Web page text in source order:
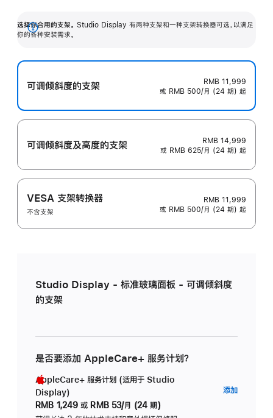
选择你合用的支架。 Studio Display 有两种支架和一种支架转换器可选，以满足
你的各种安装需求。
展
可调倾斜度的支架
RMB 11,999
或 RMB 500/月 (24 期) 起
可调倾斜度及高‍度的支‍架
RMB 14,999
或 RMB 625/月 (24 期) 起
VESA 支架转换器
不含支架
RMB 11,999
或 RMB 500/月 (24 期) 起
Studio Display - 标准玻璃面板 - 可调倾斜度
的支架
是否要添加 AppleCare+ 服务计划？
AppleCare+ 服务计划 (适用于 Studio
Display)
RMB 1,249 或 RMB 53/月 (24 期)
添加